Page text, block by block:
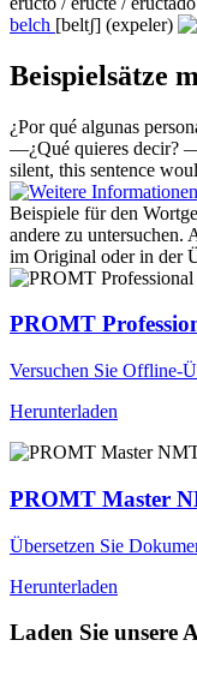
belch [beltʃ] (expeler)
Beispielsätze
¿Por qué algunas
—¿Qué quieres decir?
silent, this sentence
Beispiele für den
andere zu untersuchen.
im Original oder in der
PROMT
Versuchen Sie Offline-
Herunterladen
PROMT Master
Übersetzen Sie
Herunterladen
Laden Sie unsere